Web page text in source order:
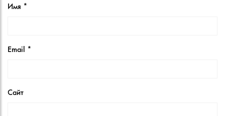
Имя *
Email *
Сайт